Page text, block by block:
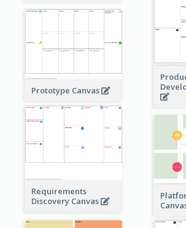
Prototype Canvas
Requirements
Discovery Canvas